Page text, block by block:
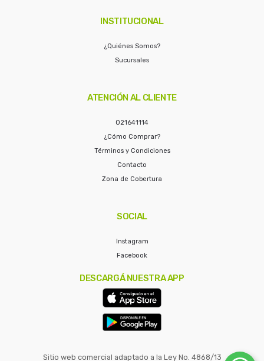
INSTITUCIONAL
¿Quiénes Somos?
Sucursales
ATENCIÓN AL CLIENTE
021641114
¿Cómo Comprar?
Términos y Condiciones
Contacto
Zona de Cobertura
SOCIAL
Instagram
Facebook
DESCARGÁ NUESTRA APP
Sitio web comercial adaptado a la Ley No. 4868/13